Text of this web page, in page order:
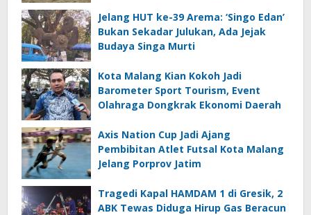
Jelang HUT ke-39 Arema: ‘Singo Edan’
Bukan Sekadar Julukan, Ada Jejak
Budaya Singa Murti
Kota Malang Kian Kokoh Jadi
Barometer Sport Tourism, Event
Olahraga Dongkrak Ekonomi Daerah
Axis Nation Cup Jadi Ajang
Pembibitan Atlet Futsal Kota Malang
Jelang Porprov Jatim
Tragedi Kapal HAMDAM 1 di Gresik, 2
ABK Tewas Diduga Hirup Gas Beracun